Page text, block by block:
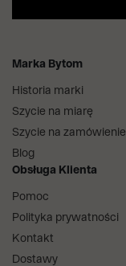
Marka Bytom
Historia marki
Szycie na miarę
Szycie na zamówienie
Blog
Obsługa Klienta
Pomoc
Polityka prywatności
Kontakt
Dostawy